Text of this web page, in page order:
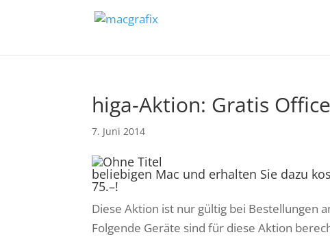
higa-Aktion: Gratis
7. Juni 2014
beliebigen Mac und erhalten Sie dazu
75.–!
Diese Aktion ist nur gültig bei Bestellungen
Folgende Geräte sind für diese Aktion